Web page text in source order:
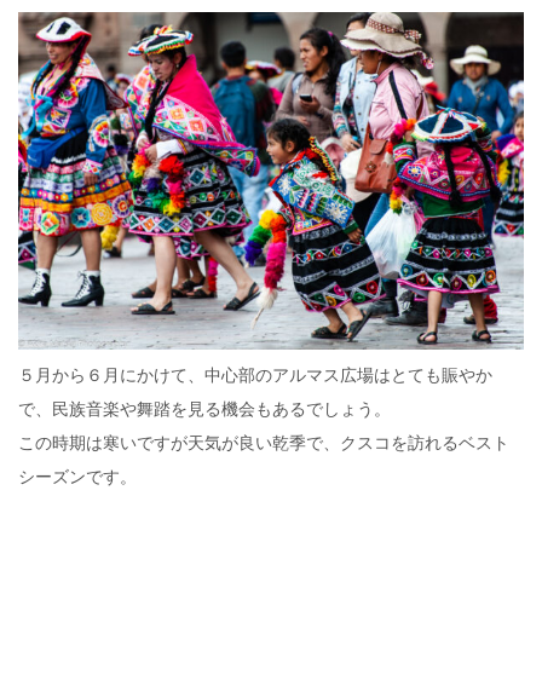
５月から６月にかけて、中心部のアルマス広場はとても賑やか
で、民族音楽や舞踏を見る機会もあるでしょう。
この時期は寒いですが天気が良い乾季で、クスコを訪れるベスト
シーズンです。